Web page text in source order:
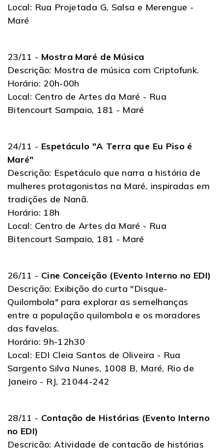
Local: Rua Projetada G, Salsa e Merengue -
Maré
23/11 - Mostra Maré de Música
Descrição: Mostra de música com Criptofunk.
Horário: 20h-00h
Local: Centro de Artes da Maré - Rua
Bitencourt Sampaio, 181 - Maré
24/11 - Espetáculo "A Terra que Eu Piso é
Maré"
Descrição: Espetáculo que narra a história de
mulheres protagonistas na Maré, inspiradas em
tradições de Nanã.
Horário: 18h
Local: Centro de Artes da Maré - Rua
Bitencourt Sampaio, 181 - Maré
26/11 - Cine Conceição (Evento Interno no EDI)
Descrição: Exibição do curta "Disque-
Quilombola" para explorar as semelhanças
entre a população quilombola e os moradores
das favelas.
Horário: 9h-12h30
Local: EDI Cleia Santos de Oliveira - Rua
Sargento Silva Nunes, 1008 B, Maré, Rio de
Janeiro - RJ, 21044-242
28/11 - Contação de Histórias (Evento Interno
no EDI)
Descrição: Atividade de contação de histórias